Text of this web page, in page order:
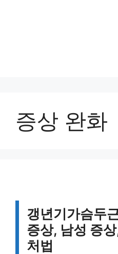
증상 완화
갱년기가슴두
증상, 남성 증
처법